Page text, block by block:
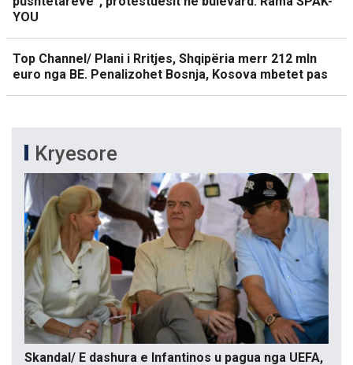
YOU
Top Channel/ Plani i Rritjes, Shqipëria merr 212 mln
euro nga BE. Penalizohet Bosnja, Kosova mbetet pas
Kryesore
Skandal/ E dashura e Infantinos u pagua nga UEFA,